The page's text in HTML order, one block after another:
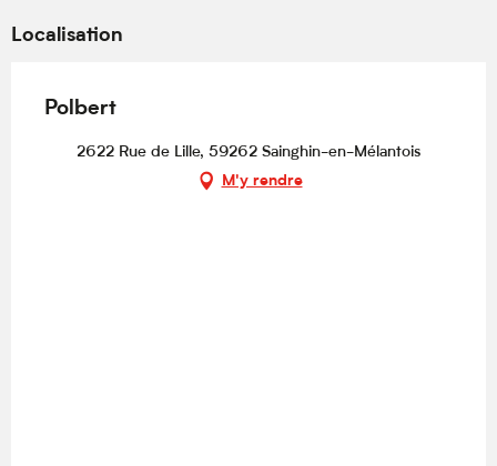
Localisation
Polbert
2622 Rue de Lille, 59262 Sainghin-en-Mélantois
M'y rendre